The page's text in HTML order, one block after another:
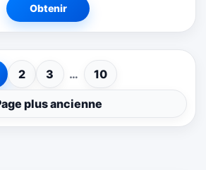
e campanhas que estão
Obtenir
2 3 … 10
plus ancienne